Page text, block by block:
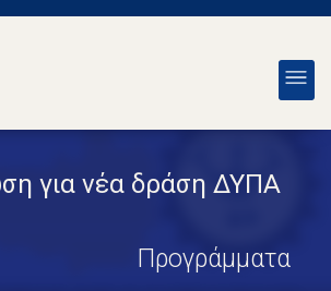
για νέα δράση ΔΥΠΑ
Προγράμματα